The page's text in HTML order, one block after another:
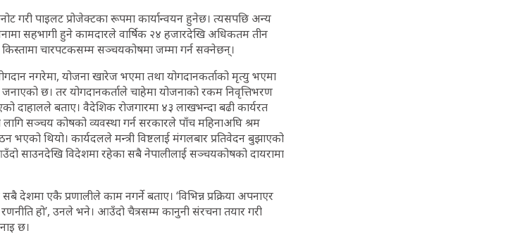
गरी पाइलट प्रोजेक्टका रूपमा कार्यान्वयन हुनेछ। त्यसपछि अन्य
सहभागी हुने कामदारले वार्षिक २४ हजारदेखि अधिकतम तीन
चारपटकसम्म सञ्चयकोषमा जम्मा गर्न सक्नेछन्।
नगरेमा, योजना खारेज भएमा तथा योगदानकर्ताको मृत्यु भएमा
जनाएको छ। तर योगदानकर्ताले चाहेमा योजनाको रकम निवृत्तिभरण
दाहालले बताए। वैदेशिक रोजगारमा ४३ लाखभन्दा बढी कार्यरत
सञ्चय कोषको व्यवस्था गर्न सरकारले पाँच महिनाअघि श्रम
थियो। कार्यदलले मन्त्री विष्टलाई मंगलबार प्रतिवेदन बुझाएको
आउँदो साउनदेखि विदेशमा रहेका सबै नेपालीलाई सञ्चयकोषको दायरामा
एकै प्रणालीले काम नगर्ने बताए। ‘विभिन्न प्रक्रिया अपनाएर
हो’, उनले भने। आउँदो चैत्रसम्म कानुनी संरचना तयार गरी
छ।